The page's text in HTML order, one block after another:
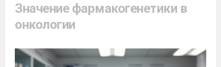
Значение фармакогенетики в
онкологии